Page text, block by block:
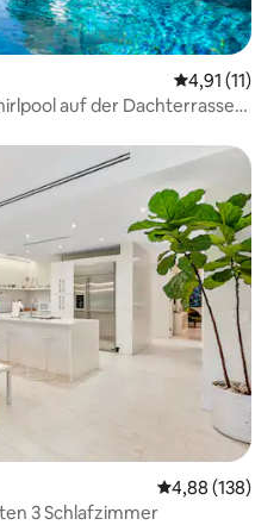
4,91 (11)
auf der Dachterrasse
4,88 (138)
3 Schlafzimmer